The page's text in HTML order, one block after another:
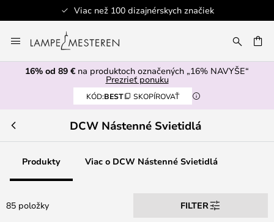
značiek
to
Content
16% od 89 € na produktoch označených „16% NAVYŠE“
Prezrieť ponuku
KÓD:BEST SKOPÍROVAŤ
DCW Nástenné Svietidlá
Produkty Viac o DCW Nástenné Svietidlá
85 položky FILTER